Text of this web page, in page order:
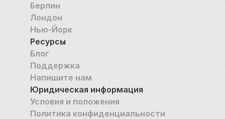
Берлин
Лондон
Нью-Йорк
Ресурсы
Блог
Поддержка
Напишите нам
Юридическая информация
Условия и положения
Политика конфиденциальности